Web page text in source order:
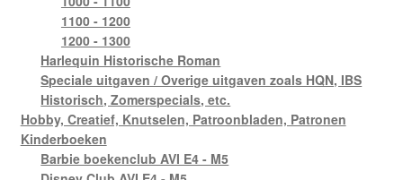
1100 - 1200
1200 - 1300
Harlequin Historische Roman
Speciale uitgaven / Overige uitgaven zoals HQN, IBS
Historisch, Zomerspecials, etc.
Hobby, Creatief, Knutselen, Patroonbladen, Patronen
Kinderboeken
Barbie boekenclub AVI E4 - M5